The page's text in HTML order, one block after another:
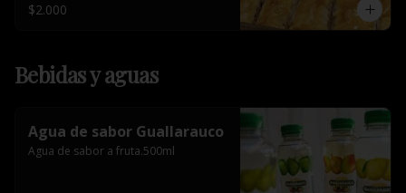
$2.000
Bebidas y aguas
Agua de sabor Guallarauco
Agua de sabor a fruta.500ml